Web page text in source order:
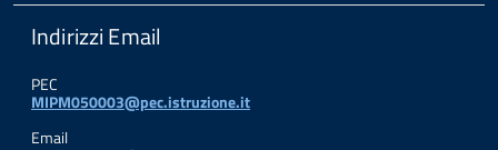
Indirizzi Email
PEC
MIPM050003@pec.istruzione.it
Email